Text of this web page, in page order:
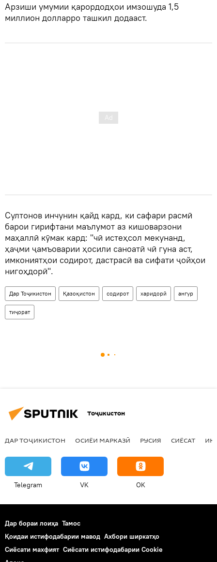
Арзиши умумии қарордодҳои имзошуда 1,5
миллион долларро ташкил додааст.
Султонов инчунин қайд кард, ки сафари расмӣ
барои гирифтани маълумот аз кишоварзони
маҳаллӣ кӯмак кард: "чӣ истеҳсол мекунанд,
ҳаҷми ҷамъоварии ҳосили саноатӣ чӣ гуна аст,
имкониятҳои содирот, дастрасӣ ва сифати ҷойҳои
нигоҳдорӣ".
Дар Тоҷикистон Қазоқистон содирот харидорӣ ангур
тиҷорат
Тоҷикистон
ДАР ТОҶИКИСТОН ОСИЁИ МАРКАЗӢ РУСИЯ СИЁСАТ
Telegram VK OK
Дар бораи лоиҳа Тамос
Қоидаи истифодабарии мавод Ахбори ширкатҳо
Сиёсати махфият Сиёсати истифодабарии Cookie